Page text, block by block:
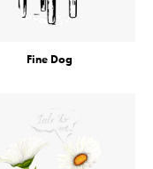
Fine Dog